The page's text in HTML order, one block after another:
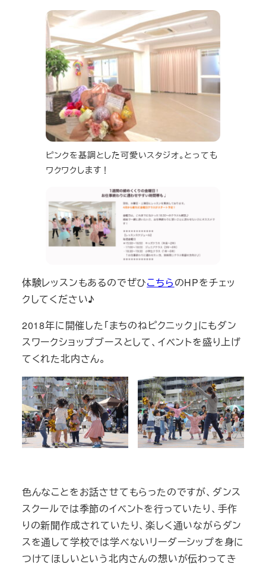
ピンクを基調とした可愛いスタジオ。とっても
ワクワクします！
体験レッスンもあるのでぜひこちらのHPをチェッ
クしてください♪
2018年に開催した「まちのねピクニック」にもダン
スワークショップブースとして、イベントを盛り上げ
てくれた北内さん。
色んなことをお話させてもらったのですが、ダンス
スクールでは季節のイベントを行っていたり、手作
りの新聞作成されていたり、楽しく通いながらダン
スを通して学校では学べないリーダーシップを身に
つけてほしいという北内さんの想いが伝わってき